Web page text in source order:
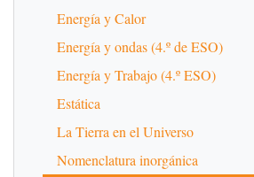
Energía y Calor
Energía y ondas (4.º de ESO)
Energía y Trabajo (4.º ESO)
Estática
La Tierra en el Universo
Nomenclatura inorgánica